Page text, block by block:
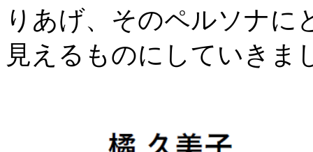
りあげ、そのペルソナに
見えるものにしていきま